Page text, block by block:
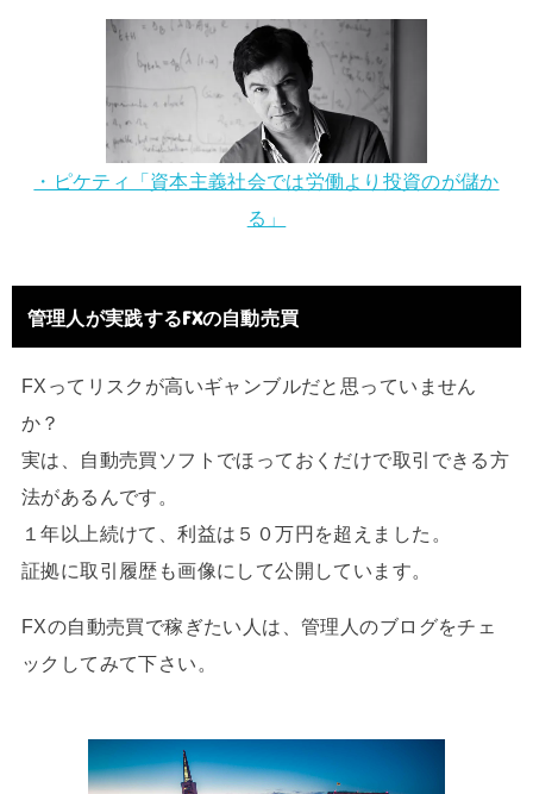
・ピケティ「資本主義社会では労働より投資のが儲か
る」
管理人が実践するFXの自動売買
FXってリスクが高いギャンブルだと思っていません
か？
実は、自動売買ソフトでほっておくだけで取引できる方
法があるんです。
１年以上続けて、利益は５０万円を超えました。
証拠に取引履歴も画像にして公開しています。
FXの自動売買で稼ぎたい人は、管理人のブログをチェ
ックしてみて下さい。